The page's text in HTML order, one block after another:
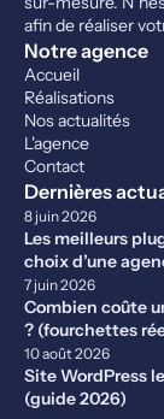
afin de réaliser
Notre agence
Accueil
Réalisations
Nos actualités
L'agence
Contact
Dernières
8 juin 2026
Les meilleurs
choix d’une
7 juin 2026
Combien coûte
? (fourchettes
10 août 2026
Site WordPress
(guide 2026)